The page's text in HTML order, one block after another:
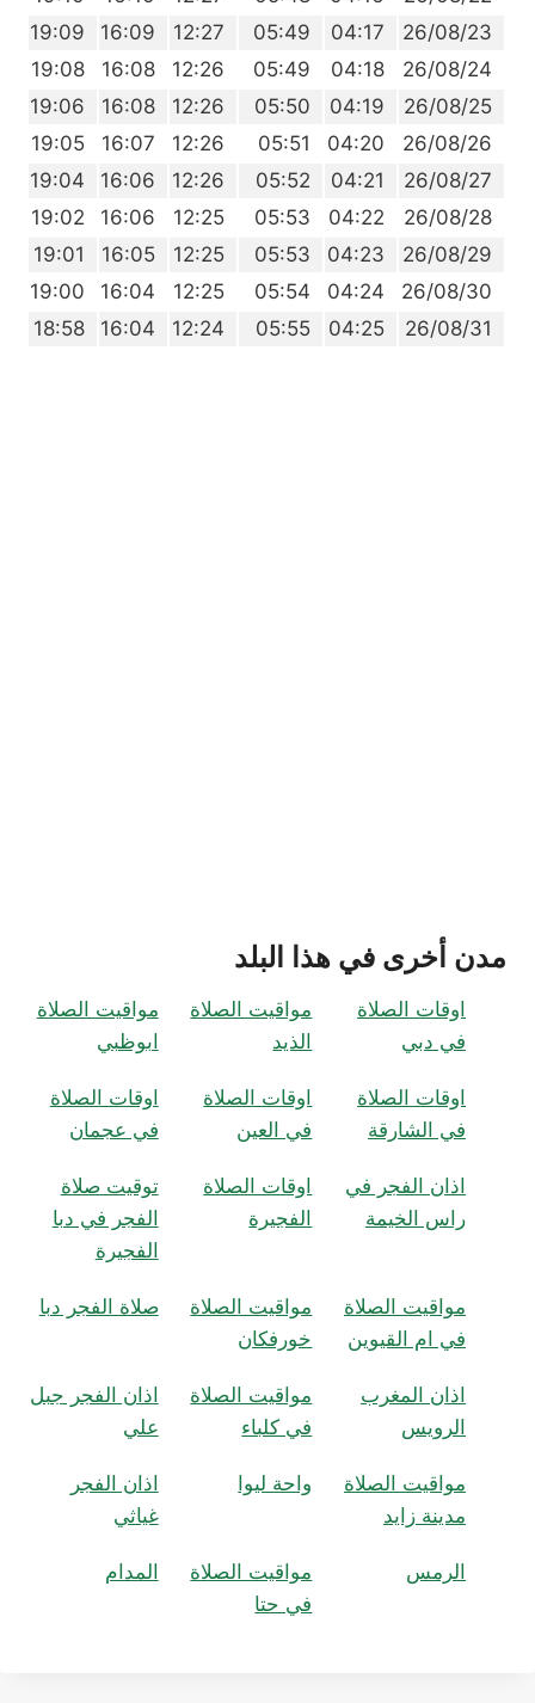
26/08/23
04:17
05:49
12:27
16:09
19:09
26/08/24
04:18
05:49
12:26
16:08
19:08
26/08/25
04:19
05:50
12:26
16:08
19:06
26/08/26
04:20
05:51
12:26
16:07
19:05
26/08/27
04:21
05:52
12:26
16:06
19:04
26/08/28
04:22
05:53
12:25
16:06
19:02
26/08/29
04:23
05:53
12:25
16:05
19:01
26/08/30
04:24
05:54
12:25
16:04
19:00
26/08/31
04:25
05:55
12:24
16:04
18:58
مدن أخرى في هذا البلد
اوقات الصلاة
في دبي
مواقيت الصلاة
الذيد
مواقيت الصلاة
ابوظبي
اوقات الصلاة
في الشارقة
اوقات الصلاة
في العين
اوقات الصلاة
في عجمان
اذان الفجر في
راس الخيمة
اوقات الصلاة
الفجيرة
توقيت صلاة
الفجر في دبا
الفجيرة
مواقيت الصلاة
في ام القيوين
مواقيت الصلاة
خورفكان
صلاة الفجر دبا
اذان المغرب
الرويس
مواقيت الصلاة
في كلباء
اذان الفجر جبل
علي
مواقيت الصلاة
مدينة زايد
واحة ليوا
اذان الفجر
غياثي
الرمس
مواقيت الصلاة
في حتا
المدام